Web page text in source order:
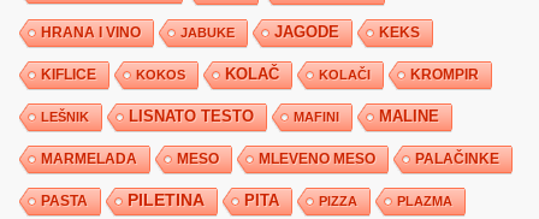
HRANA I VINO JABUKE JAGODE KEKS
KIFLICE KOKOS KOLAČ KOLAČI KROMPIR
LEŠNIK LISNATO TESTO MAFINI MALINE
MARMELADA MESO MLEVENO MESO PALAČINKE
PASTA PILETINA PITA PIZZA PLAZMA